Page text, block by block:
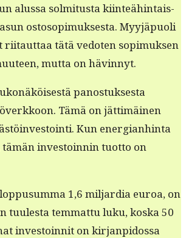
alus­sa solmi­tus­ta kiin­teähin­tais­
ostosopimuk­ses­ta. Myyjäpuoli
tätä vedoten sopimuk­sen
mut­ta on hävinnyt.
panos­tuk­ses­ta
Tämä on jät­timäi­nen
Kun ener­gian­hin­ta
tämän investoin­nin tuot­to on
1,6 mil­jar­dia euroa, on
tuules­ta tem­mat­tu luku, kos­ka 50
investoin­nit on kir­jan­pidos­sa